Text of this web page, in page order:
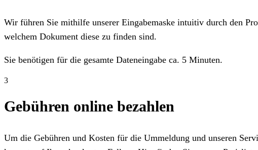
Wir führen Sie mithilfe unserer Eingabemaske intuitiv durch den
welchem Dokument diese zu finden sind.
Sie benötigen für die gesamte Dateneingabe ca. 5 Minuten.
3
Gebühren online bezahlen
Um die Gebühren und Kosten für die Ummeldung und unseren